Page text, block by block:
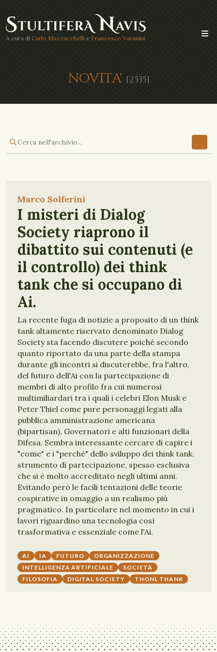
A cura di Carlo Mazzucchelli e Francesco Varanini
NOVITA' [2535]
Marco Solferini
I misteri di Dialog
Society riaprono il
dibattito sui contenuti (e
il controllo) dei think
tank che si occupano di
Ai.
La recente fuga di notizie a proposito di un think
tank altamente riservato denominato Dialog
Society sta facendo discutere poiché secondo
quanto riportato da una parte della stampa
durante gli incontri si discuterebbe, fra l'altro,
del futuro dell'Ai con la partecipazione di
membri di alto profilo fra cui numerosi
multimiliardari tra i quali i celebri Elon Musk e
Peter Thiel come pure personaggi legati alla
pubblica amministrazione americana
(bipartisan), Governatori e alti funzionari della
Difesa. Sembra interessante cercare di capire i
"come" e i "perché" dello sviluppo dei think tank,
strumento di partecipazione, spesso esclusiva
che si è molto accreditato negli ultimi anni.
Evitando però le facili tentazioni delle teorie
cospirative in omaggio a un realismo più
pragmatico. In particolare nel momento in cui i
lavori riguardino una tecnologia così
trasformativa e essenziale come l'Ai.
AI IA FUTURO
ORGANIZZAZIONE
INTELLIGENZA ARTIFICIALE
SOCIETÀ
FILOSOFIA
DIGITAL SOCIETY THONL THANK